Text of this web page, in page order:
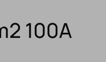
100A